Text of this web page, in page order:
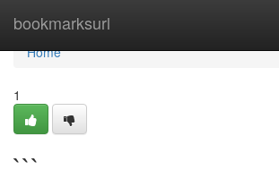
bookmarksurl
Home
Home
1
```